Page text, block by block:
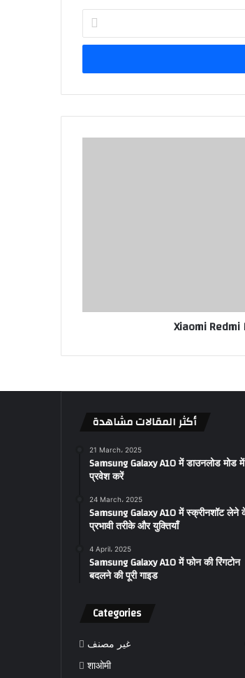
your
Email
Xiaomi Redmi
أكثر المقالات مشاهدة
21 March، 2025
Samsung Galaxy A10 में डाउनलोड मोड
प्रवेश करें
24 March، 2025
Samsung Galaxy A10 में स्क्रीनशॉट लेने
प्रभावी तरीके और युक्तियाँ
4 April، 2025
Samsung Galaxy A10 में फोन की रिंगटोन
बदलने की पूरी गाइड
Categories
غير مصنف
शाओमी